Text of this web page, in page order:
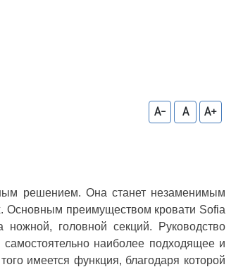
A- A A+
решением. Она станет незаменимым
Основным преимуществом кровати Sofia
головной секций. Руководство
наиболее подходящее и
имеется функция, благодаря которой